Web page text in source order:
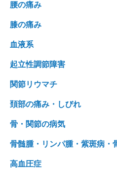
腰の痛み
膝の痛み
血液系
起立性調節障害
関節リウマチ
頚部の痛み・しびれ
骨・関節の病気
骨髄腫・リンパ腫・紫斑病・
高血圧症